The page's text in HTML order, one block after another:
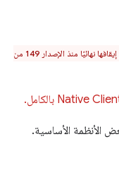
تم إيقافها نهائيًا منذ الإصدار 149 من
الأنظمة الأساسية.